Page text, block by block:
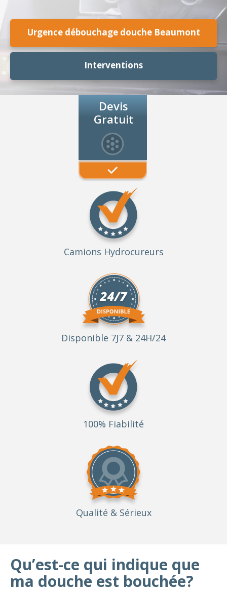
Urgence débouchage douche Beaumont
Interventions
Devis
Gratuit
Camions Hydrocureurs
Disponible 7J7 & 24H/24
100% Fiabilité
Qualité & Sérieux
Qu’est-ce qui indique que
ma douche est bouchée?